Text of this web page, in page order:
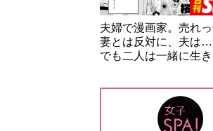
夫婦で漫画家。売れ
妻とは反対に、夫は
でも二人は一緒に生